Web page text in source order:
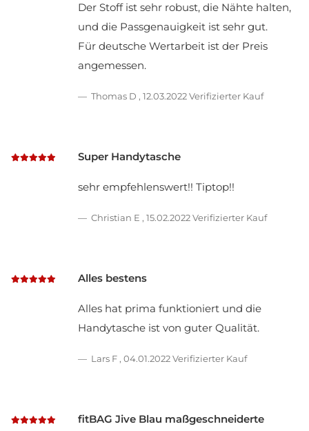
Der Stoff ist sehr robust, die Nähte halten,
und die Passgenauigkeit ist sehr gut.
Für deutsche Wertarbeit ist der Preis
angemessen.
Thomas D , 12.03.2022Verifizierter Kauf
Super Handytasche
sehr empfehlenswert!! Tiptop!!
Christian E , 15.02.2022Verifizierter Kauf
Alles bestens
Alles hat prima funktioniert und die
Handytasche ist von guter Qualität.
Lars F , 04.01.2022Verifizierter Kauf
fitBAG Jive Blau maßgeschneiderte